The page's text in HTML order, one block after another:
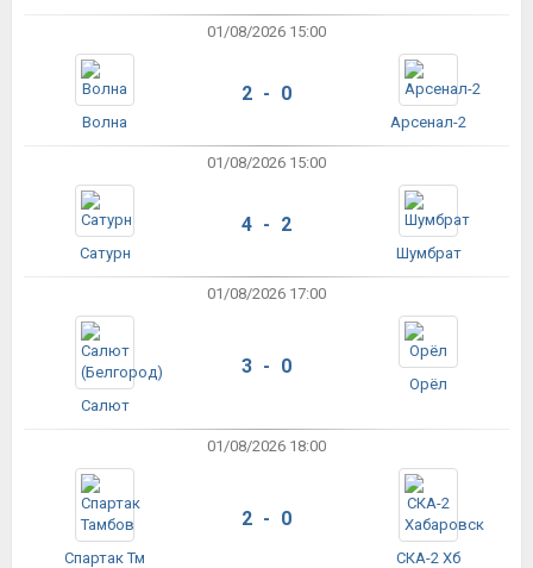
01/08/2026 15:00
Волна
2 - 0
Арсенал-2
01/08/2026 15:00
Сатурн
4 - 2
Шумбрат
01/08/2026 17:00
Салют
3 - 0
Орёл
01/08/2026 18:00
Спартак Тм
2 - 0
СКА-2 Хб